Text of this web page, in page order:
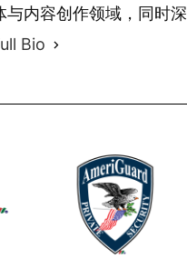
与内容创作领域，同时
Bio